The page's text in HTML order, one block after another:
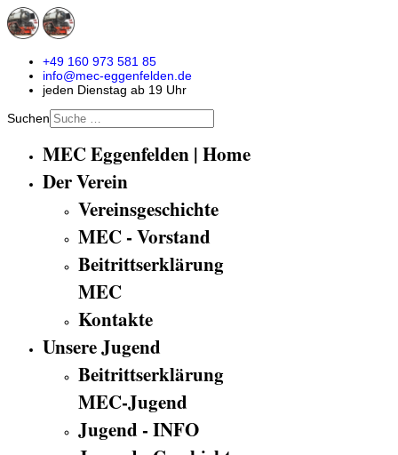
+49 160 973 581 85
info@mec-eggenfelden.de
jeden Dienstag ab 19 Uhr
Suchen
MEC Eggenfelden | Home
Der Verein
Vereinsgeschichte
MEC - Vorstand
Beitrittserklärung
MEC
Kontakte
Unsere Jugend
Beitrittserklärung
MEC-Jugend
Jugend - INFO